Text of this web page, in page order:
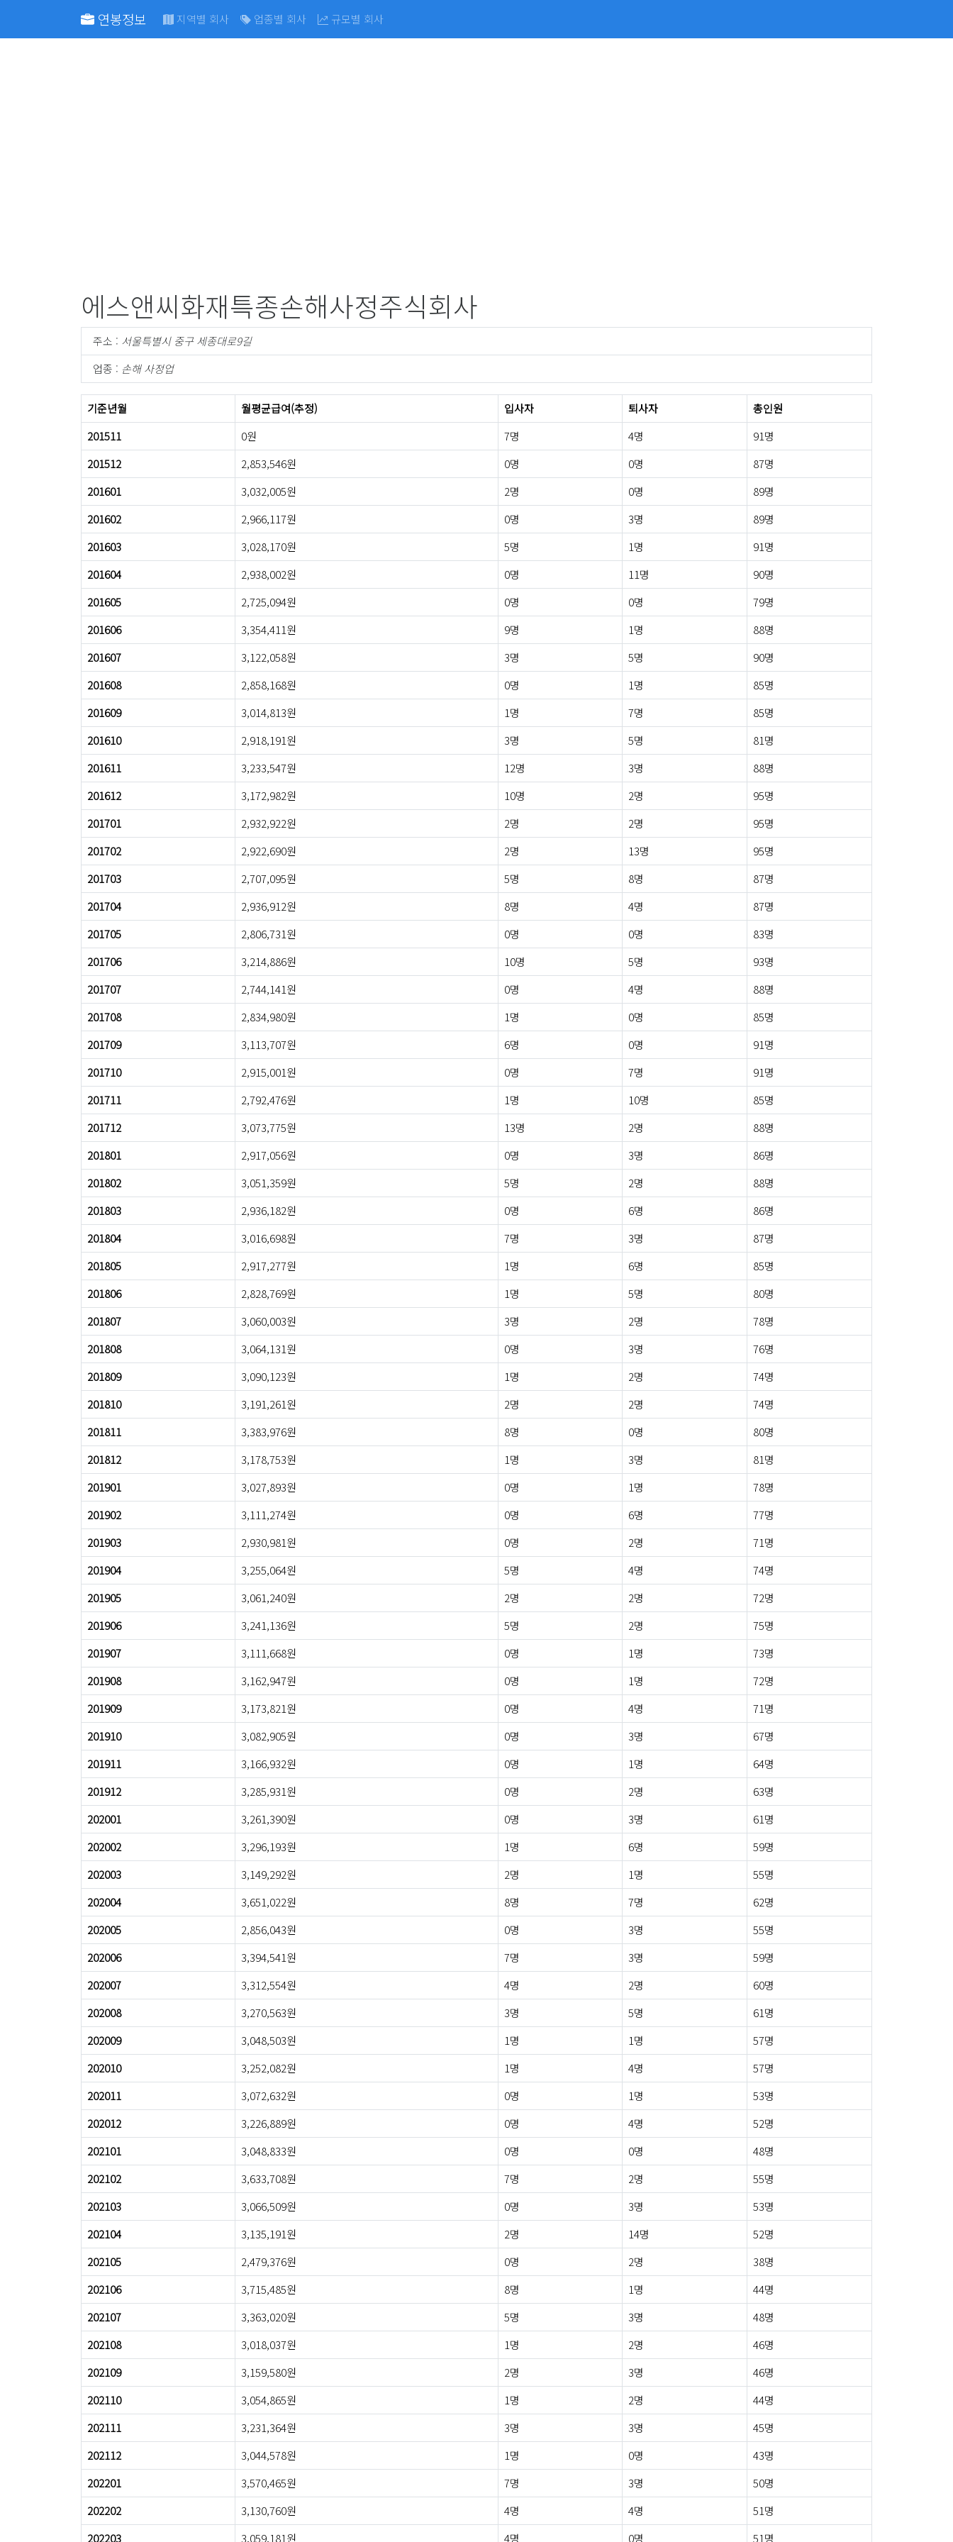
연봉정보 지역별 회사 업종별 회사 규모별 회사
에스앤씨화재특종손해사정주식회사
주소 : 서울특별시 중구 세종대로9길
업종 : 손해 사정업
기준년월 월평균급여(추정) 입사자 퇴사자
총인원
201511
0원 7명 4명
91명
201512
2,853,546원 0명 0명
87명
201601
3,032,005원 2명 0명
89명
201602
2,966,117원 0명 3명
89명
201603
3,028,170원 5명 1명
91명
201604
2,938,002원 0명 11명
90명
201605
2,725,094원 0명 0명
79명
201606
3,354,411원 9명 1명
88명
201607
3,122,058원 3명 5명
90명
201608
2,858,168원 0명 1명
85명
201609
3,014,813원 1명 7명
85명
201610
2,918,191원 3명 5명
81명
201611
3,233,547원 12명 3명
88명
201612
3,172,982원 10명 2명
95명
201701
2,932,922원 2명 2명
95명
201702
2,922,690원 2명 13명
95명
201703
2,707,095원 5명 8명
87명
201704
2,936,912원 8명 4명
87명
201705
2,806,731원 0명 0명
83명
201706
3,214,886원 10명 5명
93명
201707
2,744,141원 0명 4명
88명
201708
2,834,980원 1명 0명
85명
201709
3,113,707원 6명 0명
91명
201710
2,915,001원 0명 7명
91명
201711
2,792,476원 1명 10명
85명
201712
3,073,775원 13명 2명
88명
201801
2,917,056원 0명 3명
86명
201802
3,051,359원 5명 2명
88명
201803
2,936,182원 0명 6명
86명
201804
3,016,698원 7명 3명
87명
201805
2,917,277원 1명 6명
85명
201806
2,828,769원 1명 5명
80명
201807
3,060,003원 3명 2명
78명
201808
3,064,131원 0명 3명
76명
201809
3,090,123원 1명 2명
74명
201810
3,191,261원 2명 2명
74명
201811
3,383,976원 8명 0명
80명
201812
3,178,753원 1명 3명
81명
201901
3,027,893원 0명 1명
78명
201902
3,111,274원 0명 6명
77명
201903
2,930,981원 0명 2명
71명
201904
3,255,064원 5명 4명
74명
201905
3,061,240원 2명 2명
72명
201906
3,241,136원 5명 2명
75명
201907
3,111,668원 0명 1명
73명
201908
3,162,947원 0명 1명
72명
201909
3,173,821원 0명 4명
71명
201910
3,082,905원 0명 3명
67명
201911
3,166,932원 0명 1명
64명
201912
3,285,931원 0명 2명
63명
202001
3,261,390원 0명 3명
61명
202002
3,296,193원 1명 6명
59명
202003
3,149,292원 2명 1명
55명
202004
3,651,022원 8명 7명
62명
202005
2,856,043원 0명 3명
55명
202006
3,394,541원 7명 3명
59명
202007
3,312,554원 4명 2명
60명
202008
3,270,563원 3명 5명
61명
202009
3,048,503원 1명 1명
57명
202010
3,252,082원 1명 4명
57명
202011
3,072,632원 0명 1명
53명
202012
3,226,889원 0명 4명
52명
202101
3,048,833원 0명 0명
48명
202102
3,633,708원 7명 2명
55명
202103
3,066,509원 0명 3명
53명
202104
3,135,191원 2명 14명
52명
202105
2,479,376원 0명 2명
38명
202106
3,715,485원 8명 1명
44명
202107
3,363,020원 5명 3명
48명
202108
3,018,037원 1명 2명
46명
202109
3,159,580원 2명 3명
46명
202110
3,054,865원 1명 2명
44명
202111
3,231,364원 3명 3명
45명
202112
3,044,578원 1명 0명
43명
202201
3,570,465원 7명 3명
50명
202202
3,130,760원 4명 4명
51명
202203
3,059,181원 4명 0명 51명